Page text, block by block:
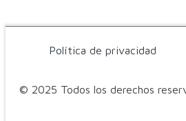
© 2025 Todos los derechos
Política de privacidad